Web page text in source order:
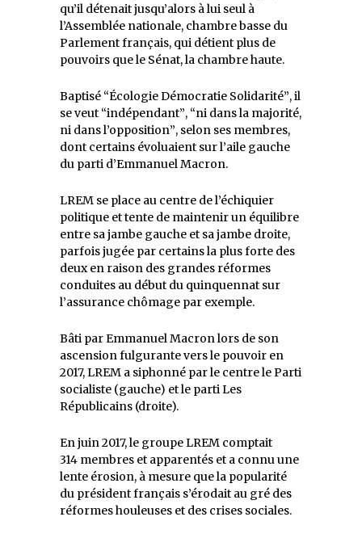
qu’il détenait jusqu’alors à lui seul à
l’Assemblée nationale, chambre basse du
Parlement français, qui détient plus de
pouvoirs que le Sénat, la chambre haute.
Baptisé Écologie Démocratie Solidarité , il
se veut indépendant ,
ni dans la majorité,
ni dans l’opposition , selon ses membres,
dont certains évoluaient sur l’aile gauche
du parti d’Emmanuel Macron.
LREM se place au centre de l’échiquier
politique et tente de maintenir un équilibre
entre sa jambe gauche et sa jambe droite,
parfois jugée par certains la plus forte des
deux en raison des grandes réformes
conduites au début du quinquennat sur
l’assurance chômage par exemple.
Bâti par Emmanuel Macron lors de son
ascension fulgurante vers le pouvoir en
2017, LREM a siphonné par le centre le Parti
socialiste (gauche) et le parti Les
Républicains (droite).
En juin 2017, le groupe LREM comptait
314 membres et apparentés et a connu une
lente érosion, à mesure que la popularité
du président français s’érodait au gré des
réformes houleuses et des crises sociales.